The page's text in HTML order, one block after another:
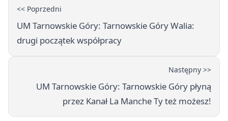
<< Poprzedni
UM Tarnowskie Góry: Tarnowskie Góry Walia:
drugi początek współpracy
Następny >>
UM Tarnowskie Góry: Tarnowskie Góry płyną
przez Kanał La Manche Ty też możesz!